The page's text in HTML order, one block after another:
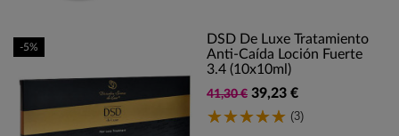
DSD De Luxe Tratamiento
Anti-Caída Loción Fuerte
3.4 (10x10ml)
41,30 € 39,23 €
(3)
-5%